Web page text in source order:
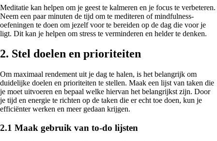
Meditatie kan helpen om je geest te kalmeren en je focus te verbeteren.
Neem een paar minuten de tijd om te mediteren of mindfulness-
oefeningen te doen om jezelf voor te bereiden op de dag die voor je
ligt. Dit kan je helpen om stress te verminderen en helder te denken.
2. Stel doelen en prioriteiten
Om maximaal rendement uit je dag te halen, is het belangrijk om
duidelijke doelen en prioriteiten te stellen. Maak een lijst van taken die
je moet uitvoeren en bepaal welke hiervan het belangrijkst zijn. Door
je tijd en energie te richten op de taken die er echt toe doen, kun je
efficiënter werken en meer gedaan krijgen.
2.1 Maak gebruik van to-do lijsten